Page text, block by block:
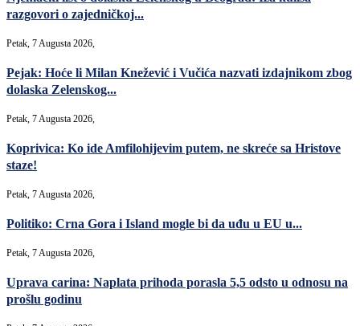
razgovori o zajedničkoj...
Petak, 7 Augusta 2026,
Pejak: Hoće li Milan Knežević i Vučića nazvati izdajnikom zbog
dolaska Zelenskog...
Petak, 7 Augusta 2026,
Koprivica: Ko ide Amfilohijevim putem, ne skreće sa Hristove
staze!
Petak, 7 Augusta 2026,
Politiko: Crna Gora i Island mogle bi da uđu u EU u...
Petak, 7 Augusta 2026,
Uprava carina: Naplata prihoda porasla 5,5 odsto u odnosu na
prošlu godinu